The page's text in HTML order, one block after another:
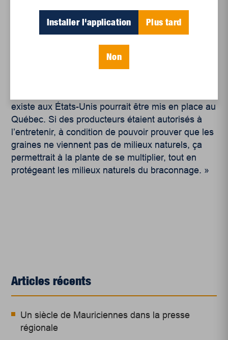
autorisés permettrait aussi de limiter le marché
noir, pense Sam Chaib. « Puisqu’il est impossible
de se procurer des semences légalement, un
existe aux États-Unis pourrait être mis en place au
Québec. Si des producteurs étaient autorisés à
l’entretenir, à condition de pouvoir prouver que les
graines ne viennent pas de milieux naturels, ça
permettrait à la plante de se multiplier, tout en
protégeant les milieux naturels du braconnage. »
Articles récents
Un siècle de Mauriciennes dans la presse
régionale
Installer l'application Plus tard
Non